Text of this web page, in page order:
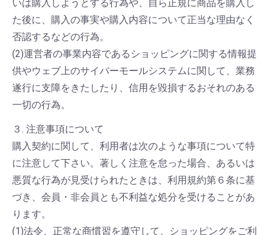
いは購入しようとする行為や、自ら正規に商品を購入し
た後に、購入の事実や購入内容について正当な理由なく
否認するなどの行為。
(2)運営者の事業内容であるショッピングに関する情報提
供やウェブ上のサイバーモールシステムに関して、業務
遂行に支障をきたしたり、信用を毀損するおそれのある
一切の行為。
３. 注意事項について
購入契約に関して、利用者は次のような事項について特
に注意して下さい。著しく注意を怠った場合、あるいは
悪質な行為が見受けられたときは、利用規約第６条に基
づき、会員・非会員とも不利益な処分を受けることがあ
ります。
(1)法令、正常な商慣習を遵守して、ショッピングをご利